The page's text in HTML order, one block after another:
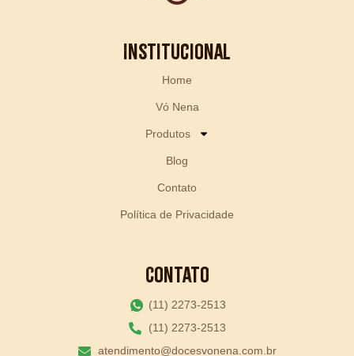
Institucional
Home
Vó Nena
Produtos
Blog
Contato
Política de Privacidade
Contato
(11) 2273-2513
(11) 2273-2513
atendimento@docesvonena.com.br